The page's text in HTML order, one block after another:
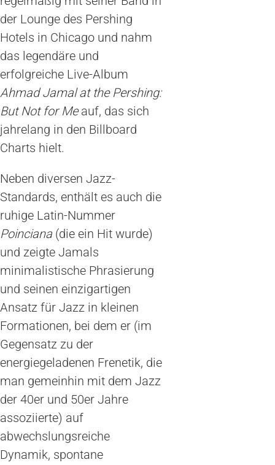
der Lounge des Pershing
Hotels in Chicago und nahm
das legendäre und
erfolgreiche Live-Album
Ahmad Jamal at the Pershing:
But Not for Meauf, das sich
jahrelang in den Billboard
Charts hielt.
Neben diversen Jazz-
Standards, enthält es auch die
ruhige Latin-Nummer
Poinciana (die ein Hit wurde)
und zeigte Jamals
minimalistische Phrasierung
und seinen einzigartigen
Ansatz für Jazz in kleinen
Formationen, bei dem er (im
Gegensatz zu der
energiegeladenen Frenetik, die
man gemeinhin mit dem Jazz
der 40er und 50er Jahre
assoziierte) auf
abwechslungsreiche
Dynamik, spontane